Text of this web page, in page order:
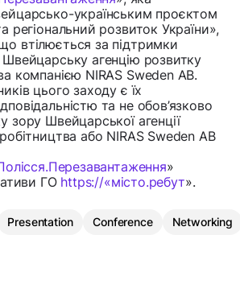
українським проєктом
регіональний розвиток України»,
втілюється за підтримки
агенцію розвитку
компанією NIRAS Sweden AB.
цього заходу є їх
та не обов’язково
зору Швейцарської агенції
або NIRAS Sweden AB
»
ГО https://«місто.ребут».
Presentation Conference Networking